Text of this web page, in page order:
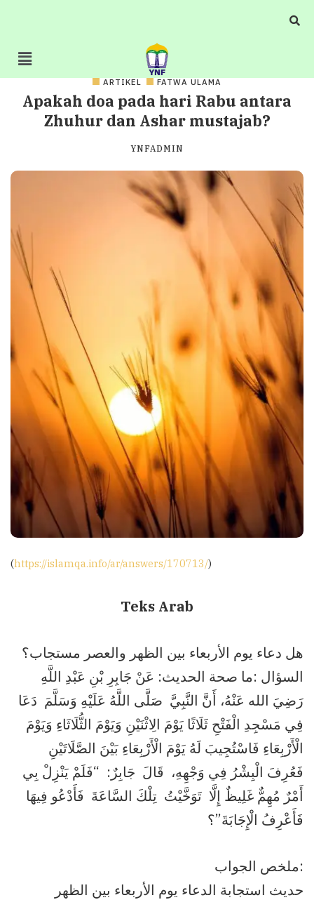
ARTIKEL FATWA ULAMA
Apakah doa pada hari Rabu antara
Zhuhur dan Ashar mustajab?
YNFADMIN
(https://islamqa.info/ar/answers/170713/)
Teks Arab
هل دعاء يوم الأربعاء بين الظهر والعصر مستجاب؟
السؤال :ما صحة الحديث: عَنْ ‏جَابِرِ بْنِ عَبْدِ اللَّهِ
رَضِيَ الله عَنْهُ،‏ أَنَّ النَّبِيَّ ‏ ‏صَلَّى اللَّهُ عَلَيْهِ وَسَلَّمَ ‏ ‏دَعَا
فِي مَسْجِدِ الْفَتْحِ ثَلَاثًا يَوْمَ ‏‏الِاثْنَيْنِ وَيَوْمَ الثُّلَاثَاءِ وَيَوْمَ
الْأَرْبِعَاءِ فَاسْتُجِيبَ لَهُ يَوْمَ الْأَرْبِعَاءِ بَيْنَ الصَّلَاتَيْنِ
فَعُرِفَ الْبِشْرُ فِي وَجْهِهِ، ‏ قَالَ ‏ ‏جَابِرٌ: ‏ “‏فَلَمْ يَنْزِلْ بِي
أَمْرٌ مُهِمٌّ غَلِيظٌ إِلَّا ‏ ‏تَوَخَّيْتُ ‏ ‏تِلْكَ السَّاعَةَ ‏ ‏فَأَدْعُو فِيهَا
فَأَعْرِفُ الْإِجَابَةَ”؟
ملخص الجواب:
حديث استجابة الدعاء يوم الأربعاء بين الظهر